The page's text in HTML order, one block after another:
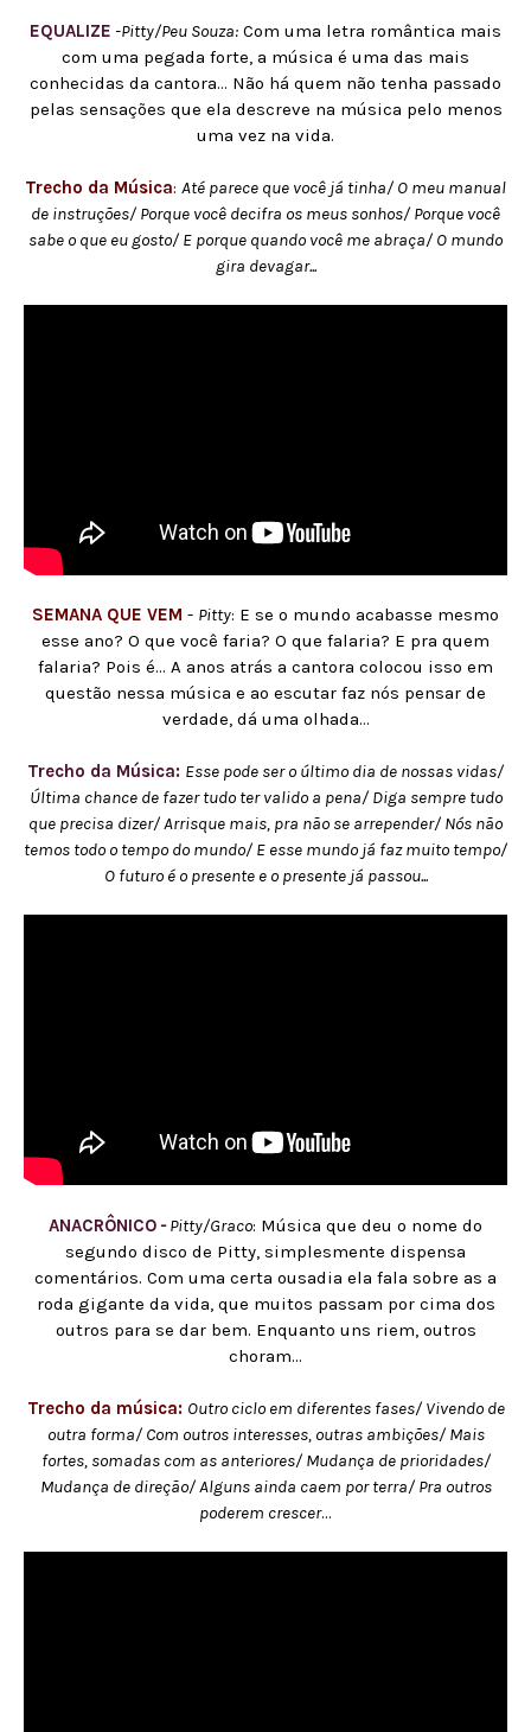
EQUALIZE -Pitty/Peu Souza: Com uma letra romântica mais
com uma pegada forte, a música é uma das mais
conhecidas da cantora... Não há quem não tenha passado
pelas sensações que ela descreve na música pelo menos
uma vez na vida.
Trecho da Música: Até parece que você já tinha/ O meu manual
de instruções/ Porque você decifra os meus sonhos/ Porque você
sabe o que eu gosto/ E porque quando você me abraça/ O mundo
gira devagar...
SEMANA QUE VEM - Pitty: E se o mundo acabasse mesmo
esse ano? O que você faria? O que falaria? E pra quem
falaria? Pois é... A anos atrás a cantora colocou isso em
questão nessa música e ao escutar faz nós pensar de
verdade, dá uma olhada...
Trecho da Música: Esse pode ser o último dia de nossas vidas/
Última chance de fazer tudo ter valido a pena/ Diga sempre tudo
que precisa dizer/ Arrisque mais, pra não se arrepender/ Nós não
temos todo o tempo do mundo/ E esse mundo já faz muito tempo/
O futuro é o presente e o presente já passou...
ANACRÔNICO-Pitty/Graco: Música que deu o nome do
segundo disco de Pitty, simplesmente dispensa
comentários. Com uma certa ousadia ela fala sobre as a
roda gigante da vida, que muitos passam por cima dos
outros para se dar bem. Enquanto uns riem, outros
choram...
Trecho da música: Outro ciclo em diferentes fases/ Vivendo de
outra forma/ Com outros interesses, outras ambições/ Mais
fortes, somadas com as anteriores/ Mudança de prioridades/
Mudança de direção/ Alguns ainda caem por terra/ Pra outros
poderem crescer...